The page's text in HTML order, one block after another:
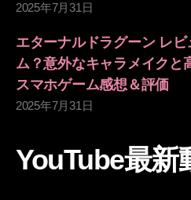
2025年7月31日
エターナルドラグーン レ
ム？意外なキャラメイクと
スマホゲーム感想＆評価
2025年7月31日
YouTube最新